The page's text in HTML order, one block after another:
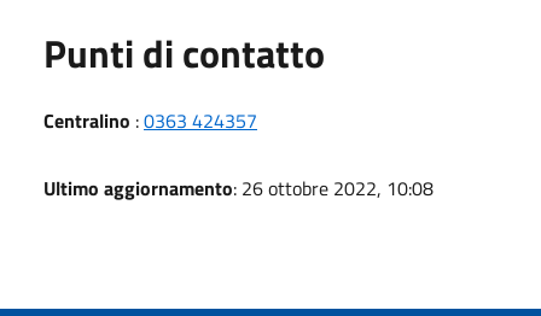
Punti di contatto
Centralino :0363 424357
Ultimo aggiornamento: 26 ottobre 2022, 10:08